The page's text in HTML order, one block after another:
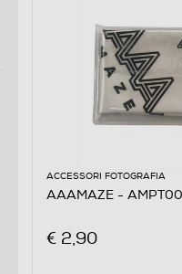
ACCESSORI FOTOGRAFIA
AAAMAZE -
€ 2,90